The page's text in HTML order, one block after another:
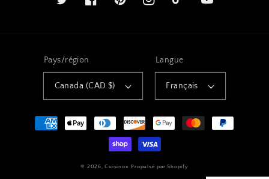
Twitter FacebookPinterestInstagram Youtube
Pays/région
Canada (CAD $)
Langue
Français
Méthodes
© 2026,Cuisinox Propulsé par Shopify